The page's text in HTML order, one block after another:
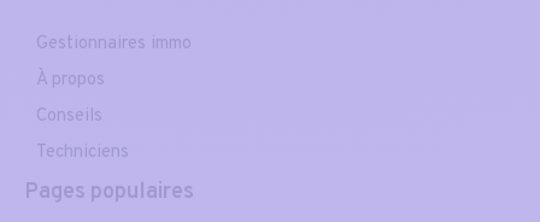
Gestionnaires immo
À propos
Conseils
Techniciens
Pages populaires